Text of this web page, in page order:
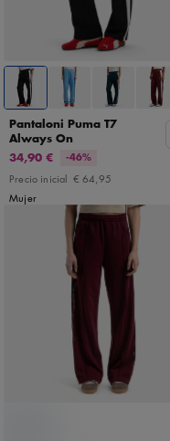
Pantaloni Puma T7
Always On
34,90 €
-46%
Precio inicial € 64,95
Mujer